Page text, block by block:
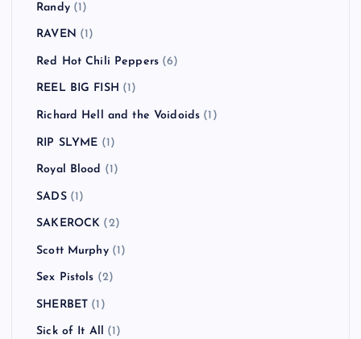
Randy(1)
RAVEN (1)
Red Hot Chili Peppers (6)
REEL BIG FISH (1)
Richard Hell and the Voidoids (1)
RIP SLYME (1)
Royal Blood (1)
SADS(1)
SAKEROCK (2)
Scott Murphy(1)
Sex Pistols (2)
SHERBET (1)
Sick of It All (1)